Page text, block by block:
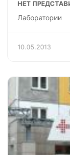
НЕТ
Лаборатории
10.05.2013